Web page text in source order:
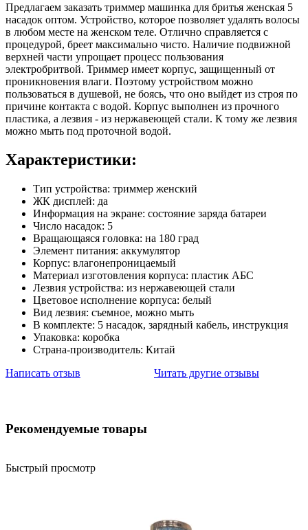
Предлагаем заказать триммер машинка для бритья женская 5
насадок оптом. Устройство, которое позволяет удалять волосы
в любом месте на женском теле. Отлично справляется с
процедурой, бреет максимально чисто. Наличие подвижной
верхней части упрощает процесс пользования
электробритвой. Триммер имеет корпус, защищенный от
проникновения влаги. Поэтому устройством можно
пользоваться в душевой, не боясь, что оно выйдет из строя по
причине контакта с водой. Корпус выполнен из прочного
пластика, а лезвия - из нержавеющей стали. К тому же лезвия
можно мыть под проточной водой.
Характеристики:
Тип устройства: триммер женский
ЖК дисплей: да
Информация на экране: состояние заряда батареи
Число насадок: 5
Вращающаяся головка: на 180 град
Элемент питания: аккумулятор
Корпус: влагонепроницаемый
Материал изготовления корпуса: пластик АБС
Лезвия устройства: из нержавеющей стали
Цветовое исполнение корпуса: белый
Вид лезвия: съемное, можно мыть
В комплекте: 5 насадок, зарядный кабель, инструкция
Упаковка: коробка
Страна-производитель: Китай
Написать отзыв
Читать другие отзывы
Рекомендуемые товары
Быстрый просмотр